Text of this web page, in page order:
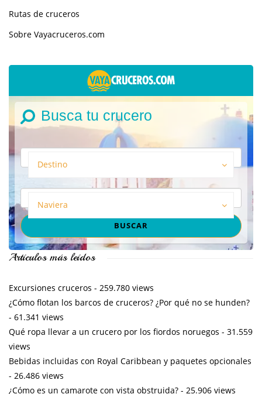
Rutas de cruceros
Sobre Vayacruceros.com
Busca tu crucero
Destino
Naviera
Artículos más leídos
Excursiones cruceros - 259.780 views
¿Cómo flotan los barcos de cruceros? ¿Por qué no se hunden?
- 61.341 views
Qué ropa llevar a un crucero por los fiordos noruegos - 31.559
views
Bebidas incluidas con Royal Caribbean y paquetes opcionales
- 26.486 views
¿Cómo es un camarote con vista obstruida? - 25.906 views